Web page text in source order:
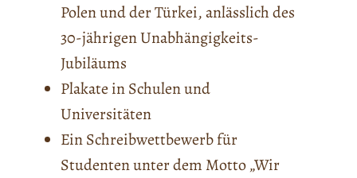
Polen und der Türkei, anlässlich des
30-jährigen Unabhängigkeits-
Jubiläums
Plakate in Schulen und
Universitäten
Ein Schreibwettbewerb für
Studenten unter dem Motto „Wir